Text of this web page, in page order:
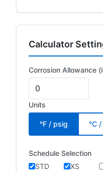
Calculator
Corrosion Allowance
Units
°F / psig °C
Schedule Selection
STD
XS